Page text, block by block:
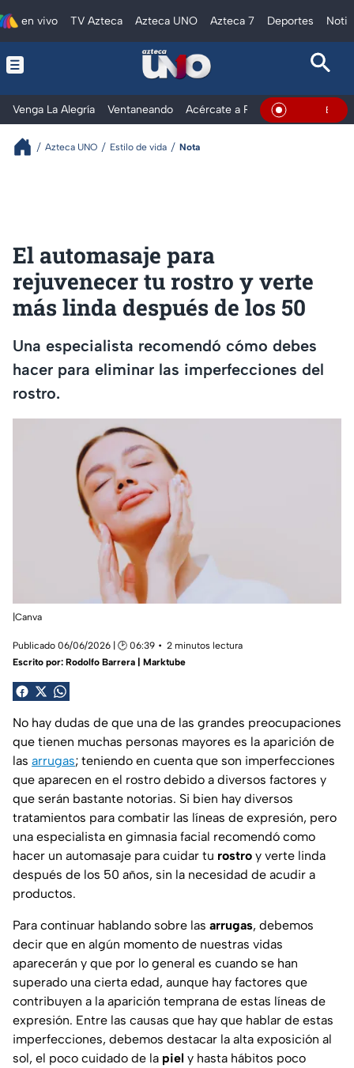
en vivo TV Azteca Azteca UNO Azteca 7 Deportes
Venga La Alegría Ventaneando Acércate a Rocío Al Extremo
En Vivo
Azteca UNO Estilo de vida Nota
El automasaje para
rejuvenecer tu rostro y verte
más linda después de los 50
Una especialista recomendó cómo debes
hacer para eliminar las imperfecciones del
rostro.
|Canva
Publicado 06/06/2026 | 🕑 06:39
2 minutos lectura
Escrito por: Rodolfo Barrera | Marktube
No hay dudas de que una de las grandes preocupaciones
que tienen muchas personas mayores es la aparición de
las arrugas; teniendo en cuenta que son imperfecciones
que aparecen en el rostro debido a diversos factores y
que serán bastante notorias. Si bien hay diversos
tratamientos para combatir las líneas de expresión, pero
una especialista en gimnasia facial recomendó como
hacer un automasaje para cuidar tu rostro y verte linda
después de los 50 años, sin la necesidad de acudir a
productos.
Para continuar hablando sobre las arrugas, debemos
decir que en algún momento de nuestras vidas
aparecerán y que por lo general es cuando se han
superado una cierta edad, aunque hay factores que
contribuyen a la aparición temprana de estas líneas de
expresión. Entre las causas que hay que hablar de estas
imperfecciones, debemos destacar la alta exposición al
sol, el poco cuidado de la piel y hasta hábitos poco